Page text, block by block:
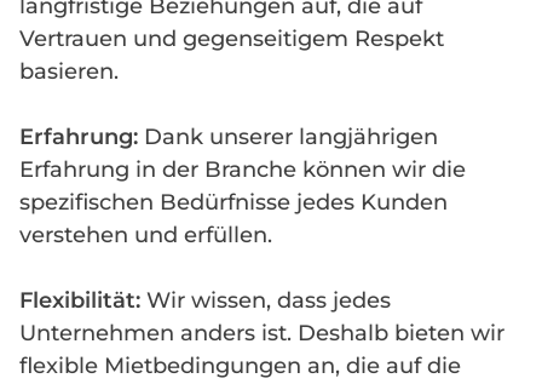
langfristige Beziehungen auf, die auf
Vertrauen und gegenseitigem Respekt
basieren.
Erfahrung: Dank unserer langjährigen
Erfahrung in der Branche können wir die
spezifischen Bedürfnisse jedes Kunden
verstehen und erfüllen.
Flexibilität: Wir wissen, dass jedes
Unternehmen anders ist. Deshalb bieten wir
flexible Mietbedingungen an, die auf die